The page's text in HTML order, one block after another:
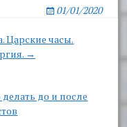
всех
радость
за совместную
После…
01/01/2020
Царские часы.
→
до и после